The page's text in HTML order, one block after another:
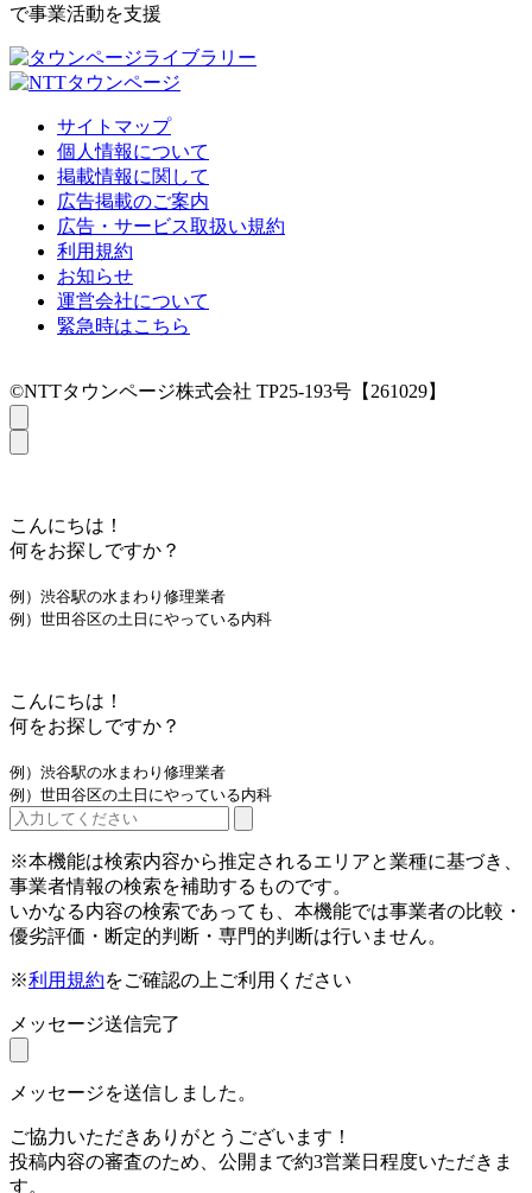
で事業活動を支援
サイトマップ
個人情報について
掲載情報に関して
広告掲載のご案内
広告・サービス取扱い規約
利用規約
お知らせ
運営会社について
緊急時はこちら
©NTTタウンページ株式会社 TP25-193号【261029】
こんにちは！
何をお探しですか？
例）渋谷駅の水まわり修理業者
例）世田谷区の土日にやっている内科
こんにちは！
何をお探しですか？
例）渋谷駅の水まわり修理業者
例）世田谷区の土日にやっている内科
※本機能は検索内容から推定されるエリアと業種に基づき、
事業者情報の検索を補助するものです。
いかなる内容の検索であっても、本機能では事業者の比較・
優劣評価・断定的判断・専門的判断は行いません。
※利用規約をご確認の上ご利用ください
メッセージ送信完了
メッセージを送信しました。
ご協力いただきありがとうございます！
投稿内容の審査のため、公開まで約3営業日程度いただきま
す。